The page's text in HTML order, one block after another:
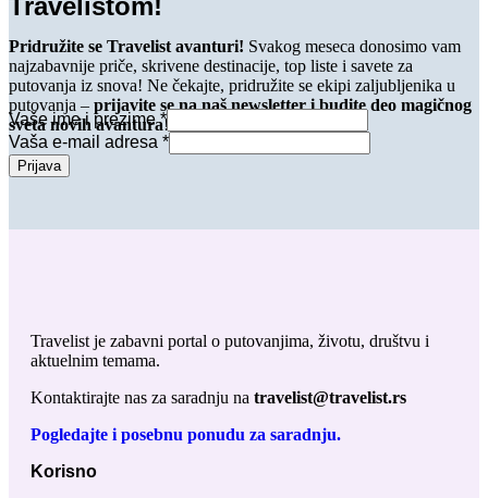
Pridružite se Travelist avanturi! Svakog meseca donosimo vam
najzabavnije priče, skrivene destinacije, top liste i savete za
putovanja iz snova! Ne čekajte, pridružite se ekipi zaljubljenika u
putovanja – prijavite se na naš newsletter i budite deo magičnog
sveta novih avantura!
Vaše ime i prezime*
Vaša e-mail adresa *
Prijava
Travelist je zabavni portal o putovanjima, životu, društvu i
aktuelnim temama.
Kontaktirajte nas za saradnju na travelist@travelist.rs
Pogledajte i posebnu ponudu za saradnju.
Korisno